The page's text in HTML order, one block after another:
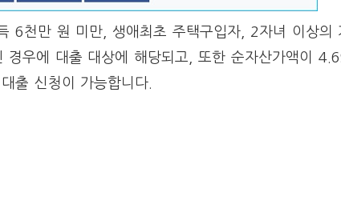
6천만 원 미만, 생애최초 주택구입자, 2자녀 이상
우에 대출 대상에 해당되고, 또한 순자산가액이
출 신청이 가능합니다.